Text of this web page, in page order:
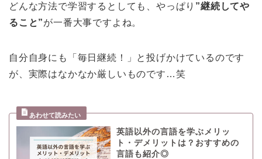
どんな方法で学習するとしても、やっぱり ”継続してや
ること”が一番大事ですよね。
自分自身にも「毎日継続！」と投げかけているのです
が、実際はなかなか厳しいものです …笑
英語以外の言語を学ぶメリッ
ト・デメリットは？おすすめの
言語も紹介◎